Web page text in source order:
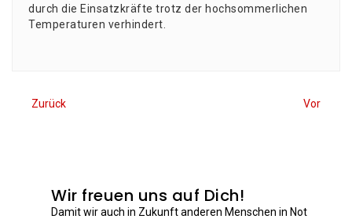
durch die Ein­satz­kräf­te trotz der hoch­som­mer­li­chen
Tem­pe­ra­tu­ren verhindert.
Zurück Vor
Wir freuen uns auf Dich!
Damit wir auch in Zukunft anderen Menschen in Not